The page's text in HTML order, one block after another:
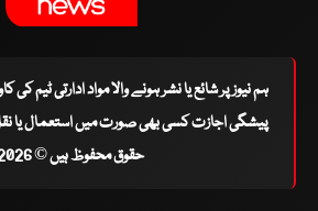
ہم نیوز پر شائع یا نشر ہونے والا مواد ادارتی ٹیم
پیشگی اجازت کسی بھی صورت میں استعمال یا
حقوق محفوظ ہیں © 2026